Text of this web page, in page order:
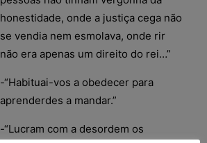
honestidade, onde a justiça cega não
se vendia nem esmolava, onde rir
não era apenas um direito do rei…”
-“Habituai-vos a obedecer para
aprenderdes a mandar.”
-“Lucram com a desordem os